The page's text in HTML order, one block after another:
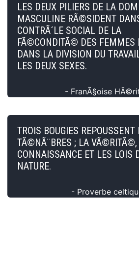
LES DEUX PILIERS DE LA
MASCULINE RÃ©SIDENT
CONTRÃ´LE SOCIAL DE LA
FÃ©CONDITÃ© DES FEMMES
DANS LA DIVISION DU
LES DEUX SEXES.
- FranÃ§oise
TROIS BOUGIES REPOUSSENT
TÃ©NÃ¨BRES ; LA
CONNAISSANCE ET LES LOIS
NATURE.
- Proverbe